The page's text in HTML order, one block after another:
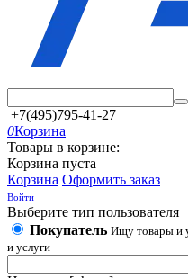
+7(495)795-41-27
0Корзина
Товары в корзине:
Корзина пуста
Корзина Оформить заказ
Войти
Выберите тип пользователя
Покупатель Ищу товары и
и услуги